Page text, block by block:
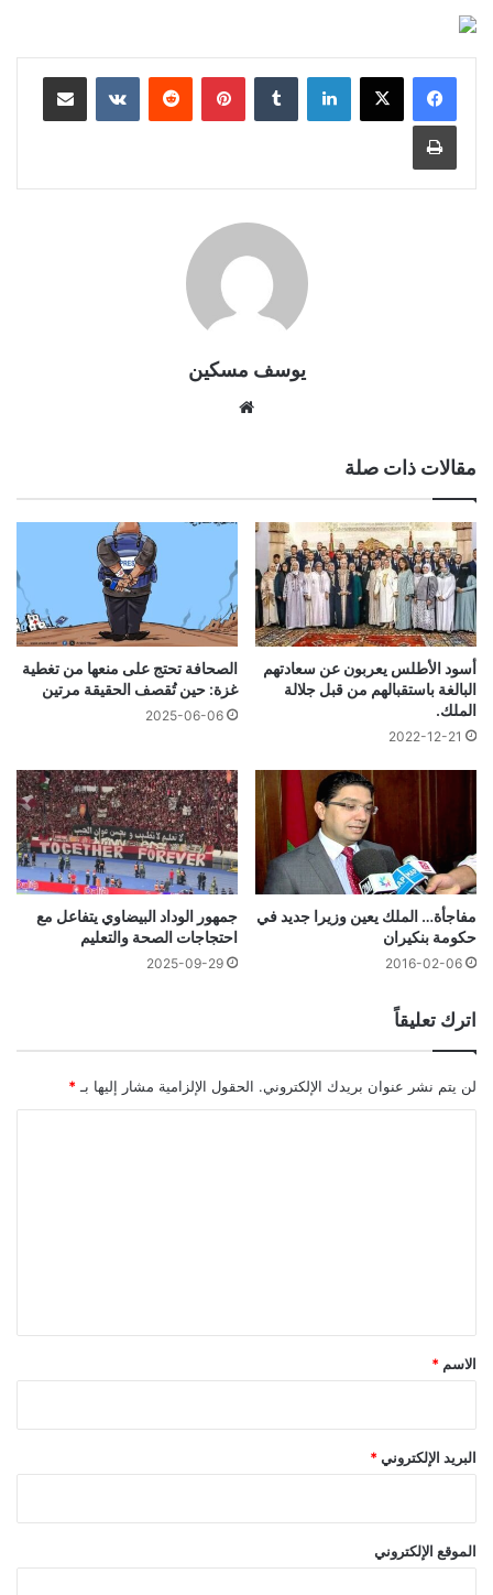
لينكدإن بينتيريست مشاركة عبر البريد
طباعة
يوسف مسكين
مقالات ذات صلة
أسود الأطلس يعربون عن سعادتهم
البالغة باستقبالهم من قبل جلالة
الملك.
2022-12-21
الصحافة تحتج على منعها من تغطية
غزة: حين تُقصف الحقيقة مرتين
2025-06-06
مفاجأة… الملك يعين وزيرا جديد في
حكومة بنكيران
2016-02-06
جمهور الوداد البيضاوي يتفاعل مع
احتجاجات الصحة والتعليم
2025-09-29
اترك تعليقاً
لن يتم نشر عنوان بريدك الإلكتروني. الحقول الإلزامية مشار إليها بـ *
*
الاسم *
البريد الإلكتروني *
الموقع الإلكتروني